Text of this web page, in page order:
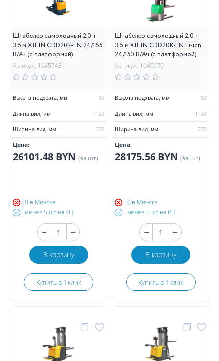
Штабелер самоходный 2,0 т
3,5 м XILIN CDD20K-EN 24/165
В/Ач (с платформой)
Артикул: 1045743
Высота подхвата, мм 90
Длина вил, мм 1150
Ширина вил, мм 570
Цена:
26101.48 BYN (за шт)
0 в Минске
менее 5 шт на РЦ
В корзину
Купить в 1 клик
Штабелер самоходный 2,0 т
3,5 м XILIN CDD20K-EN Li-ion
24/150 В/Ач (с платформой)
Артикул: 1049070
Высота подхвата, мм 90
Длина вил, мм 1150
Ширина вил, мм 570
Цена:
28175.56 BYN (за шт)
0 в Минске
менее 5 шт на РЦ
В корзину
Купить в 1 клик